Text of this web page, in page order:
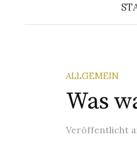
ALLGEMEIN
Was
Veröffentlicht